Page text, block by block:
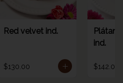
Red velvet ind.
$130.00
ind.
$142.00